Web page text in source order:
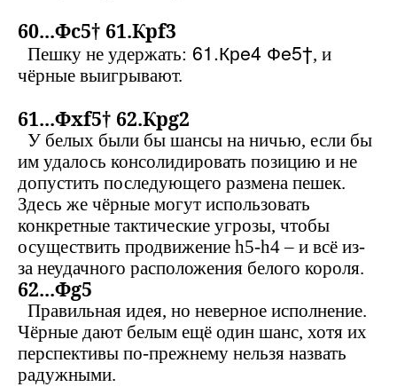
60...Фc5† 61.Крf3
Пешку не удержать: 61.Крe4 Фe5†, и
чёрные выигрывают.
61...Фxf5† 62.Крg2
У белых были бы шансы на ничью, если бы
им удалось консолидировать позицию и не
допустить последующего размена пешек.
Здесь же чёрные могут использовать
конкретные тактические угрозы, чтобы
осуществить продвижение h5-h4 – и всё из-
за неудачного расположения белого короля.
62...Фg5
Правильная идея, но неверное исполнение.
Чёрные дают белым ещё один шанс, хотя их
перспективы по-прежнему нельзя назвать
радужными.